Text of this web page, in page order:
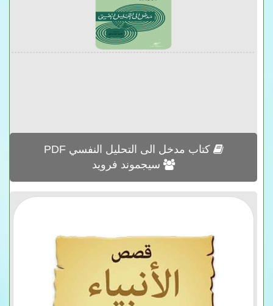
كتاب مدخل الى التحليل النفسي PDF
سيجموند فرويد